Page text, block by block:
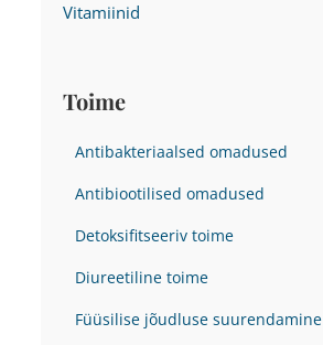
Vitamiinid
Toime
Antibakteriaalsed omadused
Antibiootilised omadused
Detoksifitseeriv toime
Diureetiline toime
Füüsilise jõudluse suurendamine